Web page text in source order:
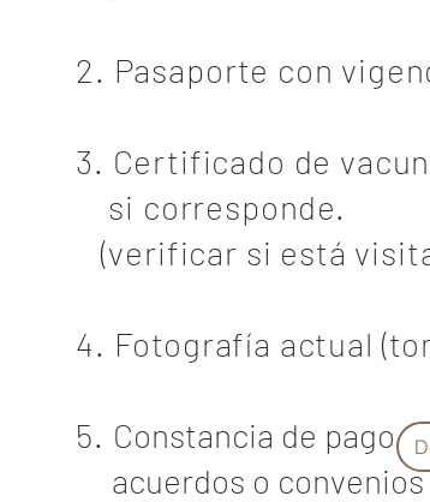
2. Pasaporte con
3. Certificado de
si corresponde.
(verificar si está
4. Fotografía actual
5. Constancia de pago
acuerdos o